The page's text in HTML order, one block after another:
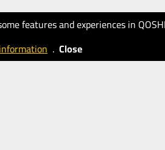
features and experiences in
. Close